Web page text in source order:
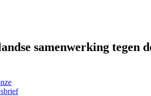
samenwerking tegen